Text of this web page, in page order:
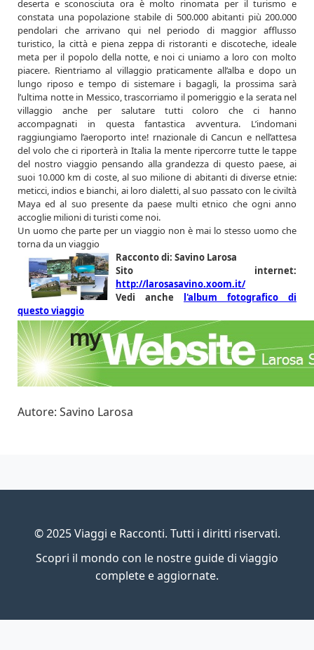
deserta e sconosciuta ora è molto rinomata per il turismo e
constata una popolazione stabile di 500.000 abitanti più 200.000
pendolari che arrivano qui nel periodo di maggior afflusso
turistico, la città e piena zeppa di ristoranti e discoteche, ideale
meta per il popolo della notte, e noi ci uniamo a loro con molto
piacere. Rientriamo al villaggio praticamente all’alba e dopo un
lungo riposo e tempo di sistemare i bagagli, la prossima sarà
l’ultima notte in Messico, trascorriamo il pomeriggio e la serata nel
villaggio anche per salutare tutti coloro che ci hanno
accompagnati in questa fantastica avventura. L’indomani
raggiungiamo l’aeroporto inte! rnazionale di Cancun e nell’attesa
del volo che ci riporterà in Italia la mente ripercorre tutte le tappe
del nostro viaggio pensando alla grandezza di questo paese, ai
suoi 10.000 km di coste, al suo milione di abitanti di diverse etnie:
meticci, indios e bianchi, ai loro dialetti, al suo passato con le civiltà
Maya ed al suo presente da paese multi etnico che ogni anno
accoglie milioni di turisti come noi.
Un uomo che parte per un viaggio non è mai lo stesso uomo che
torna da un viaggio
Racconto di: Savino Larosa
Sito internet:
http://larosasavino.xoom.it/
Vedi anche l'album fotografico di
questo viaggio
Autore: Savino Larosa
© 2025 Viaggi e Racconti. Tutti i diritti riservati.
Scopri il mondo con le nostre guide di viaggio
complete e aggiornate.